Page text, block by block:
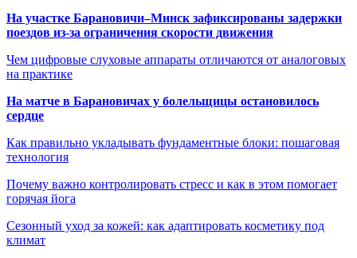
На участке Барановичи–Минск зафиксированы задержки
поездов из-за ограничения скорости движения
Чем цифровые слуховые аппараты отличаются от аналоговых
на практике
На матче в Барановичах у болельщицы остановилось
сердце
Как правильно укладывать фундаментные блоки: пошаговая
технология
Почему важно контролировать стресс и как в этом помогает
горячая йога
Сезонный уход за кожей: как адаптировать косметику под
климат